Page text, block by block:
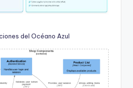
del Océano Azul